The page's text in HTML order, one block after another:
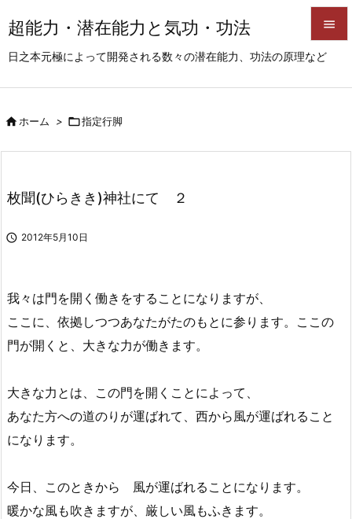
超能力・潜在能力と気功・功法
日之本元極によって開発される数々の潜在能力、功法の原理など


前へ
ホーム > 指定行脚
枚聞(ひらきき)神社にて ２
 2012年5月10日
我々は門を開く働きをすることになりますが、
ここに、依拠しつつあなたがたのもとに参ります。ここの
門が開くと、大きな力が働きます。
大きな力とは、この門を開くことによって、
あなた方への道のりが運ばれて、西から風が運ばれること
になります。
今日、このときから 風が運ばれることになります。
暖かな風も吹きますが、厳しい風もふきます。